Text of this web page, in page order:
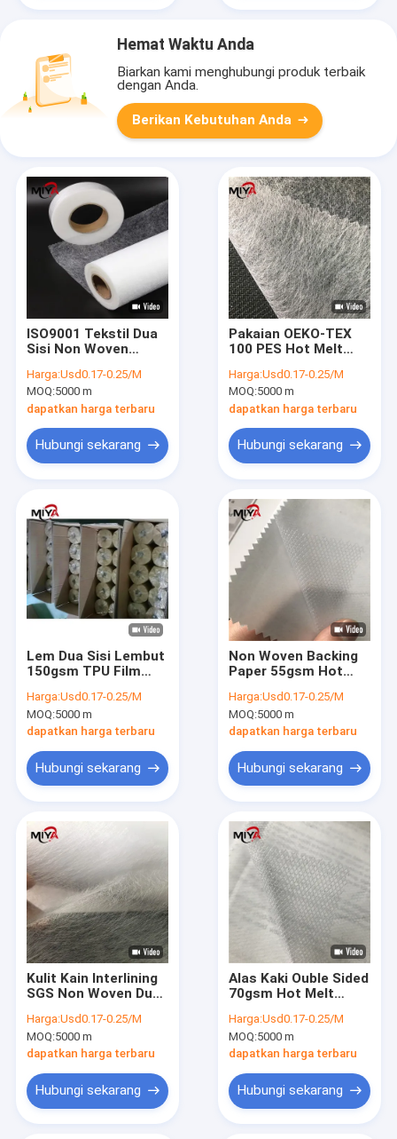
Produk
Tentang kami
Tur Pabrik
Kontrol kualitas
Berita
Sekering Interlining
Hemat Waktu Anda
Biarkan kami menghubungi produk terbaik
dengan Anda.
Berikan Kebutuhan Anda
ISO9001 Tekstil Dua
Sisi Non Woven
Harga:Usd0.17-0.25/M
MOQ:5000 m
dapatkan harga terbaru
Hubungi sekarang
Pakaian OEKO-TEX
100 PES Hot Melt
Harga:Usd0.17-0.25/M
MOQ:5000 m
dapatkan harga terbaru
Hubungi sekarang
Lem Dua Sisi Lembut
150gsm TPU Film
Panas
Harga:Usd0.17-0.25/M
MOQ:5000 m
dapatkan harga terbaru
Hubungi sekarang
Non Woven Backing
Paper 55gsm Hot
Harga:Usd0.17-0.25/M
MOQ:5000 m
dapatkan harga terbaru
Hubungi sekarang
Kulit Kain Interlining
SGS Non Woven Dua
Harga:Usd0.17-0.25/M
MOQ:5000 m
dapatkan harga terbaru
Hubungi sekarang
Alas Kaki Ouble Sided
70gsm Hot Melt
Harga:Usd0.17-0.25/M
MOQ:5000 m
dapatkan harga terbaru
Hubungi sekarang